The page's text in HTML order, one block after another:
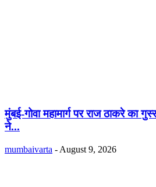
मुंबई-गोवा महामार्ग पर राज ठाकरे का
ने...
mumbaivarta - August 9, 2026